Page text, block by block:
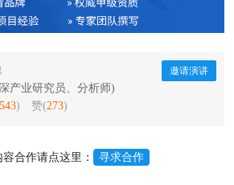
产业研究员、分析师)
) 赞(273)
邀请演讲
容合作请点这里： 寻求合作